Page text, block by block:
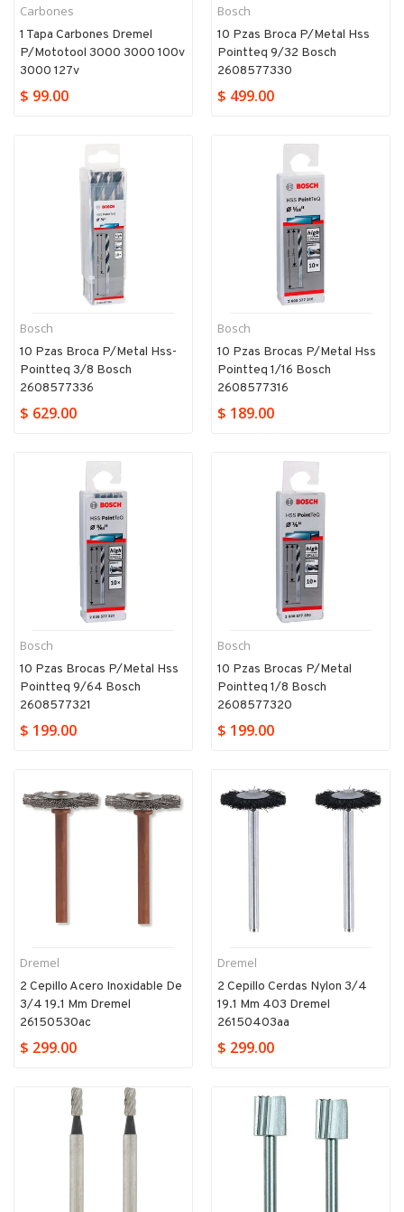
Carbones
1 Tapa Carbones Dremel
P/mototool 3000 3000 100v
3000 127v
$ 99.00
Bosch
10 Pzas Broca P/metal Hss
Pointteq 9/32 Bosch
2608577330
$ 499.00
Bosch
10 Pzas Broca P/metal Hss-
Pointteq 3/8 Bosch
2608577336
$ 629.00
Bosch
10 Pzas Brocas P/metal Hss
Pointteq 1/16 Bosch
2608577316
$ 189.00
Bosch
10 Pzas Brocas P/metal Hss
Pointteq 9/64 Bosch
2608577321
$ 199.00
Bosch
10 Pzas Brocas P/metal
Pointteq 1/8 Bosch
2608577320
$ 199.00
Dremel
2 Cepillo Acero Inoxidable De
3/4 19.1 Mm Dremel
26150530ac
$ 299.00
Dremel
2 Cepillo Cerdas Nylon 3/4
19.1 Mm 403 Dremel
26150403aa
$ 299.00